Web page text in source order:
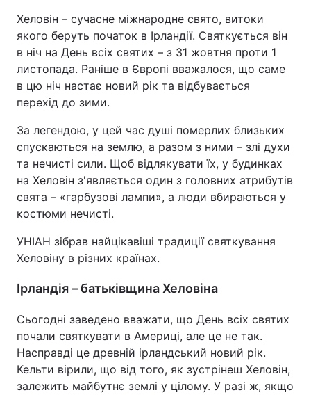
Хеловін – сучасне міжнародне свято, витоки
якого беруть початок в Ірландії. Святкується він
в ніч на День всіх святих – з 31 жовтня проти 1
листопада. Раніше в Європі вважалося, що саме
в цю ніч настає новий рік та відбувається
перехід до зими.
За легендою, у цей час душі померлих близьких
спускаються на землю, а разом з ними – злі духи
та нечисті сили. Щоб відлякувати їх, у будинках
на Хеловін з'являється один з головних атрибутів
свята – «гарбузові лампи», а люди вбираються у
костюми нечисті.
УНІАН зібрав найцікавіші традиції святкування
Хеловіну в різних країнах.
Ірландія – батьківщина Хеловіна
Сьогодні заведено вважати, що День всіх святих
почали святкувати в Америці, але це не так.
Насправді це древній ірландський новий рік.
Кельти вірили, що від того, як зустрінеш Хеловін,
залежить майбутнє землі у цілому. У разі ж, якщо